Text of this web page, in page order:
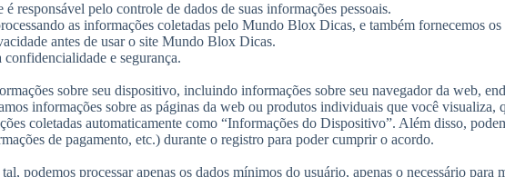
pelo controle de dados de suas informações pessoais.
as informações coletadas pelo Mundo Blox Dicas, e também fornecemos
antes de usar o site Mundo Blox Dicas.
confidencialidade e segurança.
sobre seu dispositivo, incluindo informações sobre seu navegador da web,
informações sobre as páginas da web ou produtos individuais que você visualiza,
coletadas automaticamente como “Informações do Dispositivo”. Além disso,
de pagamento, etc.) durante o registro para poder cumprir o acordo.
podemos processar apenas os dados mínimos do usuário, apenas o necessário para